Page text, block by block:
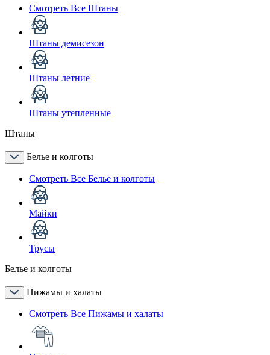
Смотреть Все Штаны
Штаны демисезон
Штаны летние
Штаны утепленные
Штаны
Белье и колготы
Смотреть Все Белье и колготы
Майки
Трусы
Белье и колготы
Пижамы и халаты
Смотреть Все Пижамы и халаты